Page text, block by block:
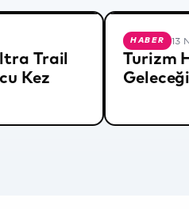
Trail
Kez
HABER 13
Turizm